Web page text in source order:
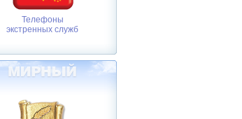
Телефоны
экстренных служб